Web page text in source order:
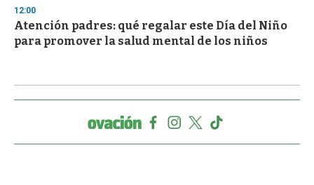
12:00
Atención padres: qué regalar este Día del Niño
para promover la salud mental de los niños